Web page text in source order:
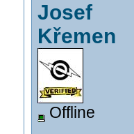
Josef
Křemen
Offline